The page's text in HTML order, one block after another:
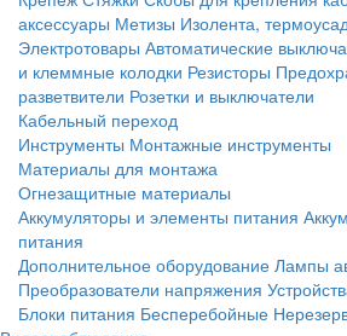
аксессуары Метизы Изолента,
Электротовары Автоматические
и клеммные колодки Резисторы
разветвители Розетки и выключатели
Кабельный переход
Инструменты Монтажные инструменты
Материалы для монтажа
Огнезащитные материалы
Аккумуляторы и элементы питания
питания
Дополнительное оборудование Лампы
Преобразователи напряжения
Блоки питания Бесперебойные